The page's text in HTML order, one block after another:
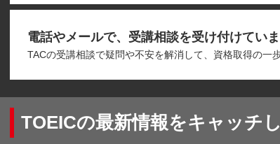
電話やメールで、受講相談を受け付けていま
TACの受講相談で疑問や不安を解消して、資格取得の一
TOEICの最新情報をキャッチ